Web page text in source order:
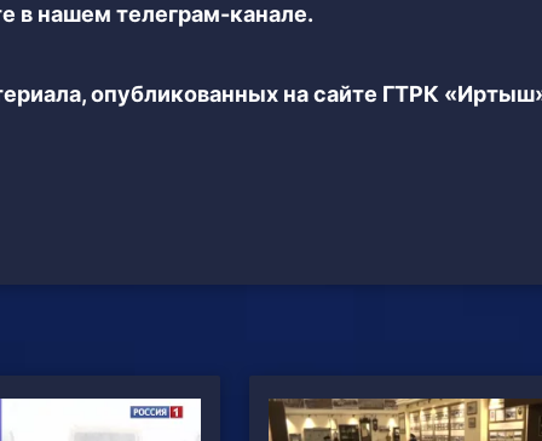
в нашем телеграм-канале.
опубликованных на сайте ГТРК